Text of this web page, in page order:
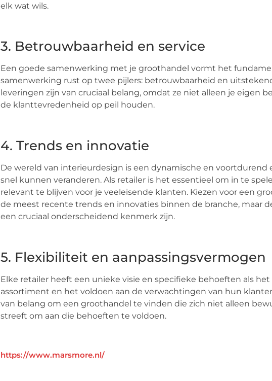
elk wat wils.
3. Betrouwbaarheid en service
Een goede samenwerking met je groothandel vormt het
samenwerking rust op twee pijlers: betrouwbaarheid en
leveringen zijn van cruciaal belang, omdat ze niet alleen je eigen
de klanttevredenheid op peil houden.
4. Trends en innovatie
De wereld van interieurdesign is een dynamische en voortdurend
snel kunnen veranderen. Als retailer is het essentieel om in te
relevant te blijven voor je veeleisende klanten. Kiezen voor een
de meest recente trends en innovaties binnen de branche, maar
een cruciaal onderscheidend kenmerk zijn.
5. Flexibiliteit en aanpassingsvermogen
Elke retailer heeft een unieke visie en specifieke behoeften als
assortiment en het voldoen aan de verwachtingen van hun
van belang om een groothandel te vinden die zich niet alleen
streeft om aan die behoeften te voldoen.
https://www.marsmore.nl/